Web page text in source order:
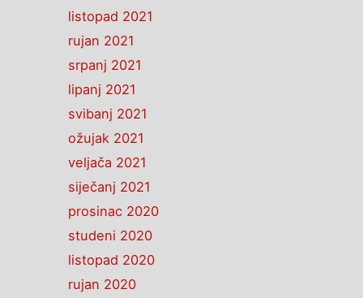
listopad 2021
rujan 2021
srpanj 2021
lipanj 2021
svibanj 2021
ožujak 2021
veljača 2021
siječanj 2021
prosinac 2020
studeni 2020
listopad 2020
rujan 2020